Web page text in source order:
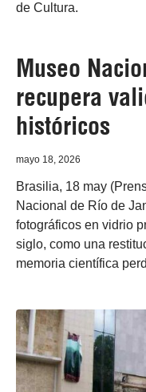
de Cultura.
Museo
recupera
históricos
mayo 18, 2026
Brasilia, 18 may
Nacional de Río de
fotográficos en vidrio
siglo, como una
memoria científica